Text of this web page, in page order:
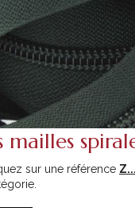
mailles
sur une référence Z...